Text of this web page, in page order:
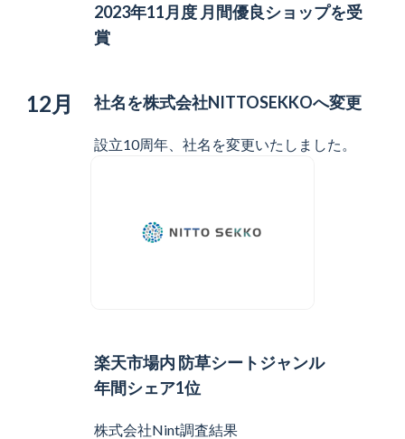
2023年11月度 月間優良ショップを受
賞
12月 社名を株式会社NITTOSEKKOへ変更
設立10周年、社名を変更いたしました。
楽天市場内 防草シートジャンル
年間シェア1位
株式会社Nint調査結果